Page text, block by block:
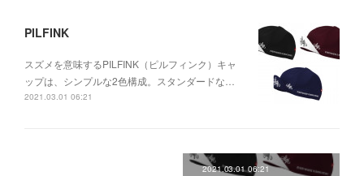
PILFINK
スズメを意味するPILFINK（ピルフィンク）キャ
ップは、シンプルな2色構成。スタンダードな…
2021.03.01 06:21
2021.03.01 06:21